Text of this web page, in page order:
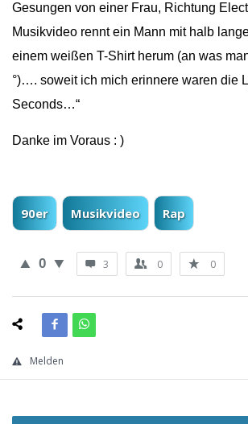
Gesungen von einer Frau, Richtung
Musikvideo rennt ein Mann mit halb
einem weißen T-Shirt herum (an was
°)…. soweit ich mich erinnere waren die
Seconds…“
Danke im Voraus : )
90er Musikvideo Rap
0 3 0 0
Melden